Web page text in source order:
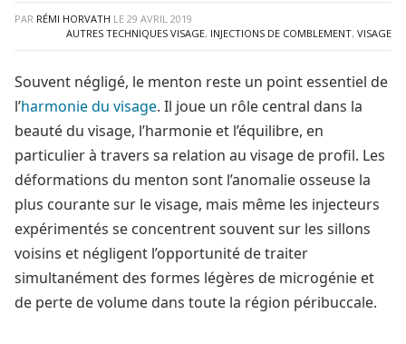
PAR RÉMI HORVATH LE 29 AVRIL 2019
AUTRES TECHNIQUES VISAGE, INJECTIONS DE COMBLEMENT, VISAGE
Souvent négligé, le menton reste un point essentiel de
l’harmonie du visage. Il joue un rôle central dans la
beauté du visage, l’harmonie et l’équilibre, en
particulier à travers sa relation au visage de profil. Les
déformations du menton sont l’anomalie osseuse la
plus courante sur le visage, mais même les injecteurs
expérimentés se concentrent souvent sur les sillons
voisins et négligent l’opportunité de traiter
simultanément des formes légères de microgénie et
de perte de volume dans toute la région péribuccale.